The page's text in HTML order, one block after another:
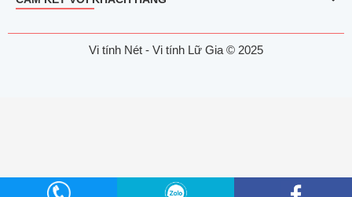
Vi tính Nét - Vi tính Lữ Gia © 2025